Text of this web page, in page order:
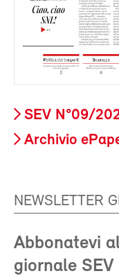
SEV N°09/
Archivio
NEWSLETTER
Abbonatevi
giornale SEV